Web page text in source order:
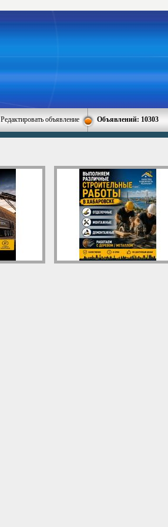
Редактировать объявление Объявлений: 10303